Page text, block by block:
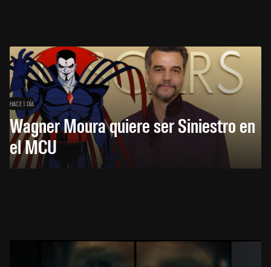
HACE 1 DÍA
Wagner Moura quiere ser Siniestro en
el MCU